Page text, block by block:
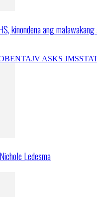
kinondena ang
JV ASKS JMS
Ledesma